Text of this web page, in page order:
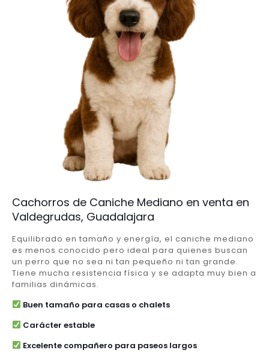
Cachorros de Caniche Mediano en venta en
Valdegrudas, Guadalajara
Equilibrado en tamaño y energía, el caniche mediano
es menos conocido pero ideal para quienes buscan
un perro que no sea ni tan pequeño ni tan grande.
Tiene mucha resistencia física y se adapta muy bien a
familias dinámicas.
Buen tamaño para casas o chalets
Carácter estable
Excelente compañero para paseos largos